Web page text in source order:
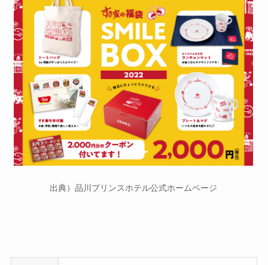
出典）品川プリンスホテル公式ホームページ